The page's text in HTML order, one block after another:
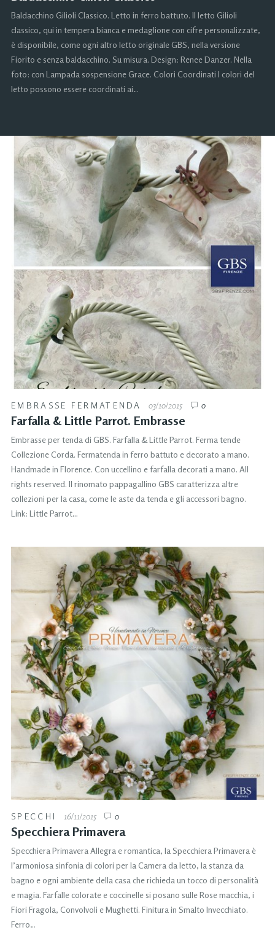
Baldacchino Gilioli Classico. Letto in ferro battuto. Il letto Gilioli
classico, qui in tempera bianca e medaglione con cifre personalizzate,
è disponibile, come ogni altro letto originale GBS, nella versione
Fiorito e senza baldacchino. Su misura. Design: Renee Danzer. Nella
foto: con Lampada sospensione Grace. Colori Coordinati I colori del
letto possono essere coordinati ai…
EMBRASSE FERMATENDA 03/10/2015 0
Farfalla & Little Parrot. Embrasse
Embrasse per tenda di GBS. Farfalla & Little Parrot. Ferma tende
Collezione Corda. Fermatenda in ferro battuto e decorato a mano.
Handmade in Florence. Con uccellino e farfalla decorati a mano. All
rights reserved. Il rinomato pappagallino GBS caratterizza altre
collezioni per la casa, come le aste da tenda e gli accessori bagno.
Link: Little Parrot…
SPECCHI 16/11/2015 0
Specchiera Primavera
Specchiera Primavera Allegra e romantica, la Specchiera Primavera è
l’armoniosa sinfonia di colori per la Camera da letto, la stanza da
bagno e ogni ambiente della casa che richieda un tocco di personalità
e magia. Farfalle colorate e coccinelle si posano sulle Rose macchia, i
Fiori Fragola, Convolvoli e Mughetti. Finitura in Smalto Invecchiato.
Ferro…